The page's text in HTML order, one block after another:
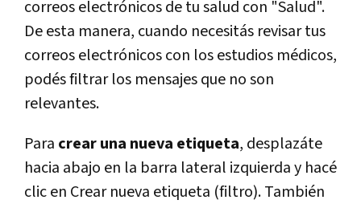
correos electrónicos de tu salud con "Salud".
De esta manera, cuando necesitás revisar tus
correos electrónicos con los estudios médicos,
podés filtrar los mensajes que no son
relevantes.
Para crear una nueva etiqueta, desplazáte
hacia abajo en la barra lateral izquierda y hacé
clic en Crear nueva etiqueta (filtro). También